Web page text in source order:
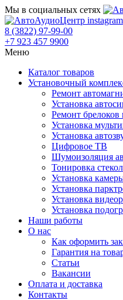
Мы в социальных сетях
8 (3822) 97-99-00
+7 923 457 9900
Меню
Каталог товаров
Установочный
Ремонт
Установка
Ремонт брелоков
Установка
Установка
Цифровое ТВ
Шумоизоляция
Тонировка стекол
Установка
Установка
Установка
Установка
Наши работы
О нас
Как оформить
Гарантия на
Статьи
Вакансии
Оплата и доставка
Контакты